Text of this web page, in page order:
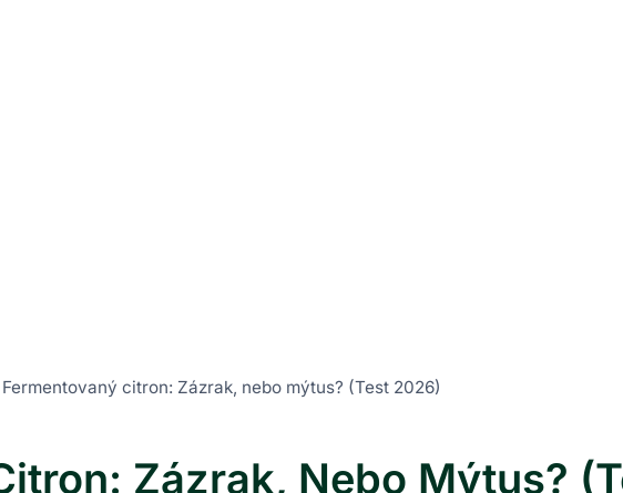
Fermentovaný citron: Zázrak, nebo mýtus? (Test 2026)
Zázrak, Nebo Mýtus?